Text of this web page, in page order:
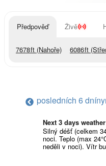
Předpověď Živě
7678ft (Nahoře) 6086ft
posledních 6 dní
Next 3 days
Silný déšť (celkem
noci. Teplo (max
neděli v noci). Vítr